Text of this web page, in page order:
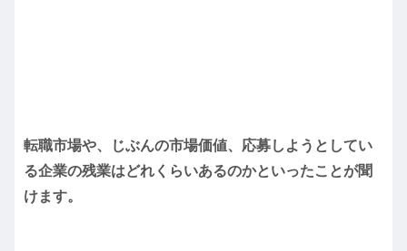
転職市場や、じぶんの市場価値、応募しようとしてい
る企業の残業はどれくらいあるのかといったことが聞
けます。